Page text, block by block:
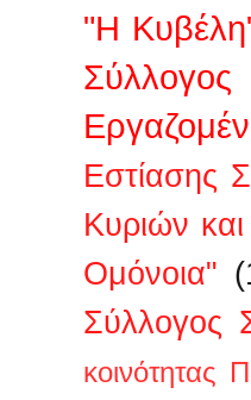
"Η
Εστίασης
Κυριών
Ομόνοια"
Σύλλογος
κοινότητας